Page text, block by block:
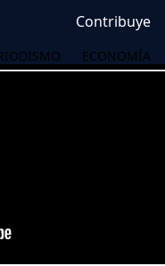
Contribuye
ECONOMÍA